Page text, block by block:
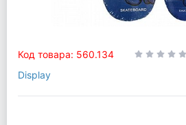
Код товара: 560.134
Display